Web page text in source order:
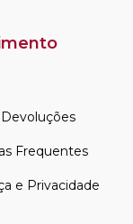
Frequentes
e Privacidade